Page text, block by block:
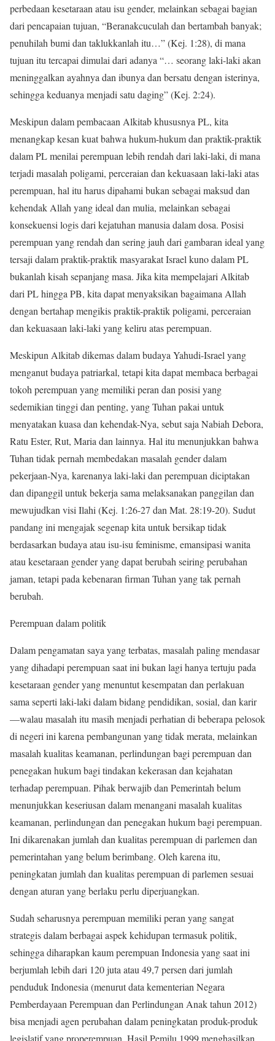
perbedaan kesetaraan atau isu gender, melainkan sebagai bagian
dari pencapaian tujuan, “Beranakcuculah dan bertambah banyak;
penuhilah bumi dan taklukkanlah itu…” (Kej. 1:28), di mana
tujuan itu tercapai dimulai dari adanya “… seorang laki-laki akan
meninggalkan ayahnya dan ibunya dan bersatu dengan isterinya,
sehingga keduanya menjadi satu daging” (Kej. 2:24).
Meskipun dalam pembacaan Alkitab khususnya PL, kita
menangkap kesan kuat bahwa hukum-hukum dan praktik-praktik
dalam PL menilai perempuan lebih rendah dari laki-laki, di mana
terjadi masalah poligami, perceraian dan kekuasaan laki-laki atas
perempuan, hal itu harus dipahami bukan sebagai maksud dan
kehendak Allah yang ideal dan mulia, melainkan sebagai
konsekuensi logis dari kejatuhan manusia dalam dosa. Posisi
perempuan yang rendah dan sering jauh dari gambaran ideal yang
tersaji dalam praktik-praktik masyarakat Israel kuno dalam PL
bukanlah kisah sepanjang masa. Jika kita mempelajari Alkitab
dari PL hingga PB, kita dapat menyaksikan bagaimana Allah
dengan bertahap mengikis praktik-praktik poligami, perceraian
dan kekuasaan laki-laki yang keliru atas perempuan.
Meskipun Alkitab dikemas dalam budaya Yahudi-Israel yang
menganut budaya patriarkal, tetapi kita dapat membaca berbagai
tokoh perempuan yang memiliki peran dan posisi yang
sedemikian tinggi dan penting, yang Tuhan pakai untuk
menyatakan kuasa dan kehendak-Nya, sebut saja Nabiah Debora,
Ratu Ester, Rut, Maria dan lainnya. Hal itu menunjukkan bahwa
Tuhan tidak pernah membedakan masalah gender dalam
pekerjaan-Nya, karenanya laki-laki dan perempuan diciptakan
dan dipanggil untuk bekerja sama melaksanakan panggilan dan
mewujudkan visi Ilahi (Kej. 1:26-27 dan Mat. 28:19-20). Sudut
pandang ini mengajak segenap kita untuk bersikap tidak
berdasarkan budaya atau isu-isu feminisme, emansipasi wanita
atau kesetaraan gender yang dapat berubah seiring perubahan
jaman, tetapi pada kebenaran firman Tuhan yang tak pernah
berubah.
Perempuan dalam politik
Dalam pengamatan saya yang terbatas, masalah paling mendasar
yang dihadapi perempuan saat ini bukan lagi hanya tertuju pada
kesetaraan gender yang menuntut kesempatan dan perlakuan
sama seperti laki-laki dalam bidang pendidikan, sosial, dan karir
—walau masalah itu masih menjadi perhatian di beberapa pelosok
di negeri ini karena pembangunan yang tidak merata, melainkan
masalah kualitas keamanan, perlindungan bagi perempuan dan
penegakan hukum bagi tindakan kekerasan dan kejahatan
terhadap perempuan. Pihak berwajib dan Pemerintah belum
menunjukkan keseriusan dalam menangani masalah kualitas
keamanan, perlindungan dan penegakan hukum bagi perempuan.
Ini dikarenakan jumlah dan kualitas perempuan di parlemen dan
pemerintahan yang belum berimbang. Oleh karena itu,
peningkatan jumlah dan kualitas perempuan di parlemen sesuai
dengan aturan yang berlaku perlu diperjuangkan.
Sudah seharusnya perempuan memiliki peran yang sangat
strategis dalam berbagai aspek kehidupan termasuk politik,
sehingga diharapkan kaum perempuan Indonesia yang saat ini
berjumlah lebih dari 120 juta atau 49,7 persen dari jumlah
penduduk Indonesia (menurut data kementerian Negara
Pemberdayaan Perempuan dan Perlindungan Anak tahun 2012)
bisa menjadi agen perubahan dalam peningkatan produk-produk